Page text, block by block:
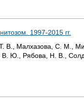
1997-2015 гг.
В., Малхазова, С. М.,
Ю., Рябова, Н. В.,